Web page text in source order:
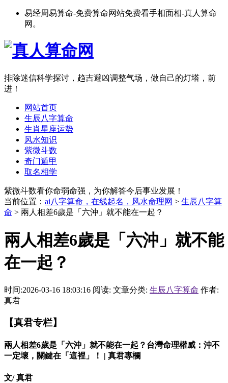
易经周易算命-免费算命网站免费看手相面相-真人算命
网。
排除迷信科学探讨，趋吉避凶调整气场，做自己的灯塔，前
进！
网站首页
生辰八字算命
生肖星座运势
风水知识
紫微斗数
奇门遁甲
取名相学
紫微斗数看你命弱命强，为你解答今后事业发展！
当前位置： ai八字算命，在线起名，风水命理网 > 生辰八字算
命 > 兩人相差6歲是「六沖」就不能在一起？
兩人相差6歲是「六沖」就不能
在一起？
时间:2026-03-16 18:03:16 阅读: 文章分类: 生辰八字算命 作者:
真君
【真君专栏】
兩人相差6歲是「六沖」就不能在一起？台灣命理權威：沖不
一定壞，關鍵在「這裡」！ | 真君專欄
文/ 真君